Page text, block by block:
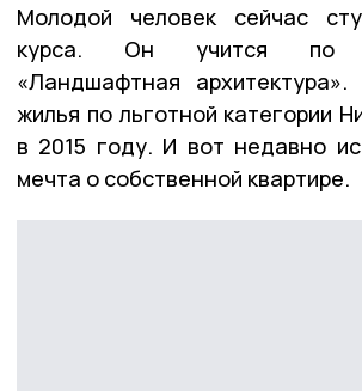
Молодой человек сейчас
курса. Он учится по
«Ландшафтная
жилья по льготной категории
в 2015 году. И вот недавно
мечта о собственной квартире.